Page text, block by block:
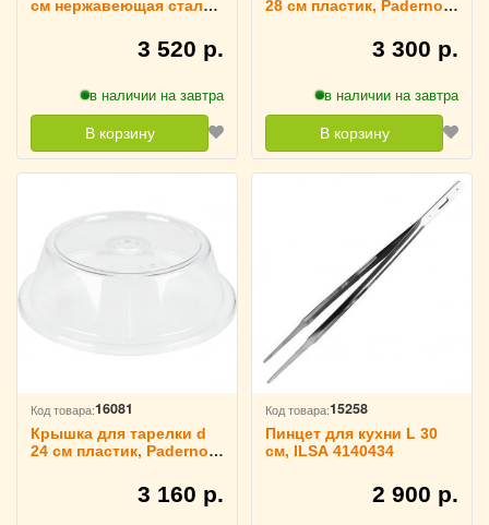
см нержавеющая сталь,
3 520 р.
в наличии на завтра
В корзину
28 см пластик, Paderno
3 300 р.
в наличии на завтра
В корзину
Код товара:16081
Крышка для тарелки d
24 см пластик, Paderno
3 160 р.
Код товара:15258
Пинцет для кухни L 30
см, ILSA 4140434
2 900 р.